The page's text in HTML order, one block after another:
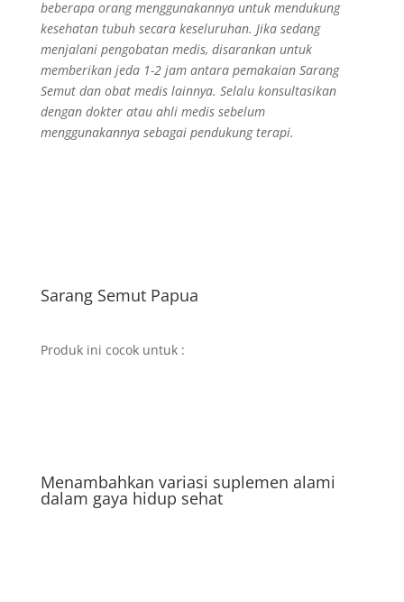
beberapa orang menggunakannya untuk mendukung
kesehatan tubuh secara keseluruhan. Jika sedang
menjalani pengobatan medis, disarankan untuk
memberikan jeda 1-2 jam antara pemakaian Sarang
Semut dan obat medis lainnya. Selalu konsultasikan
dengan dokter atau ahli medis sebelum
menggunakannya sebagai pendukung terapi.
Sarang Semut Papua
Produk ini cocok untuk :
Menambahkan variasi suplemen alami
dalam gaya hidup sehat